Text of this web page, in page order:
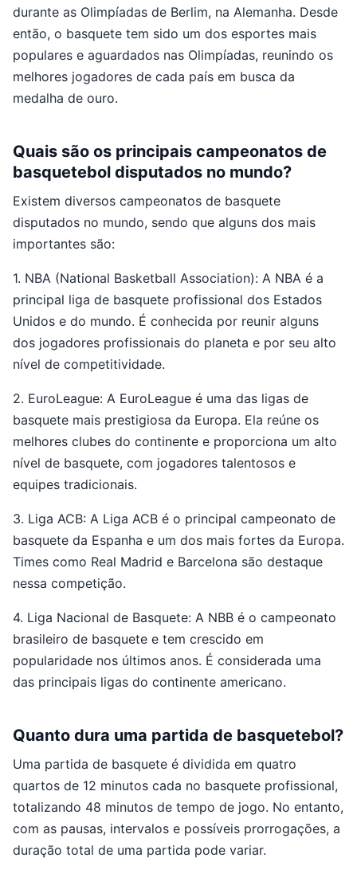
durante as Olimpíadas de Berlim, na Alemanha. Desde
então, o basquete tem sido um dos esportes mais
populares e aguardados nas Olimpíadas, reunindo os
melhores jogadores de cada país em busca da
medalha de ouro.
Quais são os principais campeonatos de
basquetebol disputados no mundo?
Existem diversos campeonatos de basquete
disputados no mundo, sendo que alguns dos mais
importantes são:
1. NBA (National Basketball Association): A NBA é a
principal liga de basquete profissional dos Estados
Unidos e do mundo. É conhecida por reunir alguns
dos jogadores profissionais do planeta e por seu alto
nível de competitividade.
2. EuroLeague: A EuroLeague é uma das ligas de
basquete mais prestigiosa da Europa. Ela reúne os
melhores clubes do continente e proporciona um alto
nível de basquete, com jogadores talentosos e
equipes tradicionais.
3. Liga ACB: A Liga ACB é o principal campeonato de
basquete da Espanha e um dos mais fortes da Europa.
Times como Real Madrid e Barcelona são destaque
nessa competição.
4. Liga Nacional de Basquete: A NBB é o campeonato
brasileiro de basquete e tem crescido em
popularidade nos últimos anos. É considerada uma
das principais ligas do continente americano.
Quanto dura uma partida de basquetebol?
Uma partida de basquete é dividida em quatro
quartos de 12 minutos cada no basquete profissional,
totalizando 48 minutos de tempo de jogo. No entanto,
com as pausas, intervalos e possíveis prorrogações, a
duração total de uma partida pode variar.